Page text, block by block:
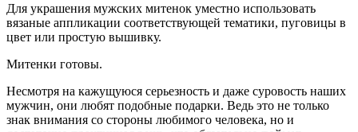
Для украшения мужских митенок уместно использовать
вязаные аппликации соответствующей тематики, пуговицы в
цвет или простую вышивку.
Митенки готовы.
Несмотря на кажущуюся серьезность и даже суровость наших
мужчин, они любят подобные подарки. Ведь это не только
знак внимания со стороны любимого человека, но и